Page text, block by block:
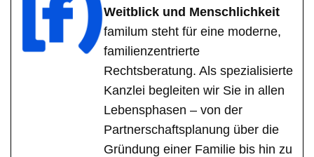
Weitblick und Menschlichkeit
familum steht für eine moderne,
familienzentrierte
Rechtsberatung. Als spezialisierte
Kanzlei begleiten wir Sie in allen
Lebensphasen – von der
Partnerschaftsplanung über die
Gründung einer Familie bis hin zu